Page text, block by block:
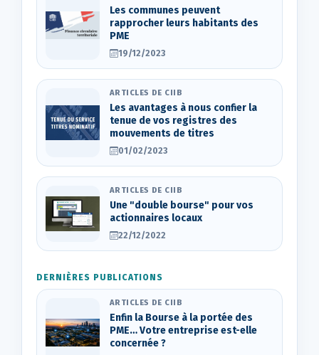
Les communes peuvent
rapprocher leurs habitants des
PME
19/12/2023
ARTICLES DE CIIB
Les avantages à nous confier la
tenue de vos registres des
mouvements de titres
01/02/2023
ARTICLES DE CIIB
Une "double bourse" pour vos
actionnaires locaux
22/12/2022
DERNIÈRES PUBLICATIONS
ARTICLES DE CIIB
Enfin la Bourse à la portée des
PME… Votre entreprise est-elle
concernée ?